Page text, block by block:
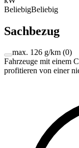
BeliebigBeliebig
Sachbezug
max. 126 g/km (0)
Fahrzeuge mit einem
profitieren von einer